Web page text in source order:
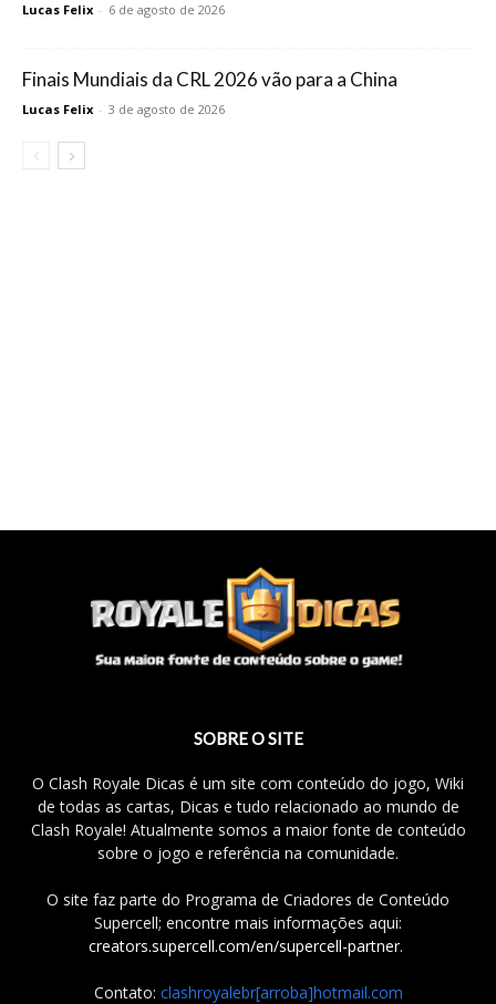
Lucas Felix - 6 de agosto de 2026
Finais Mundiais da CRL 2026 vão para a China
Lucas Felix - 3 de agosto de 2026
SOBRE O SITE
O Clash Royale Dicas é um site com conteúdo do jogo, Wiki
de todas as cartas, Dicas e tudo relacionado ao mundo de
Clash Royale! Atualmente somos a maior fonte de conteúdo
sobre o jogo e referência na comunidade.
O site faz parte do Programa de Criadores de Conteúdo
Supercell; encontre mais informações aqui:
creators.supercell.com/en/supercell-partner.
Contato: clashroyalebr[arroba]hotmail.com